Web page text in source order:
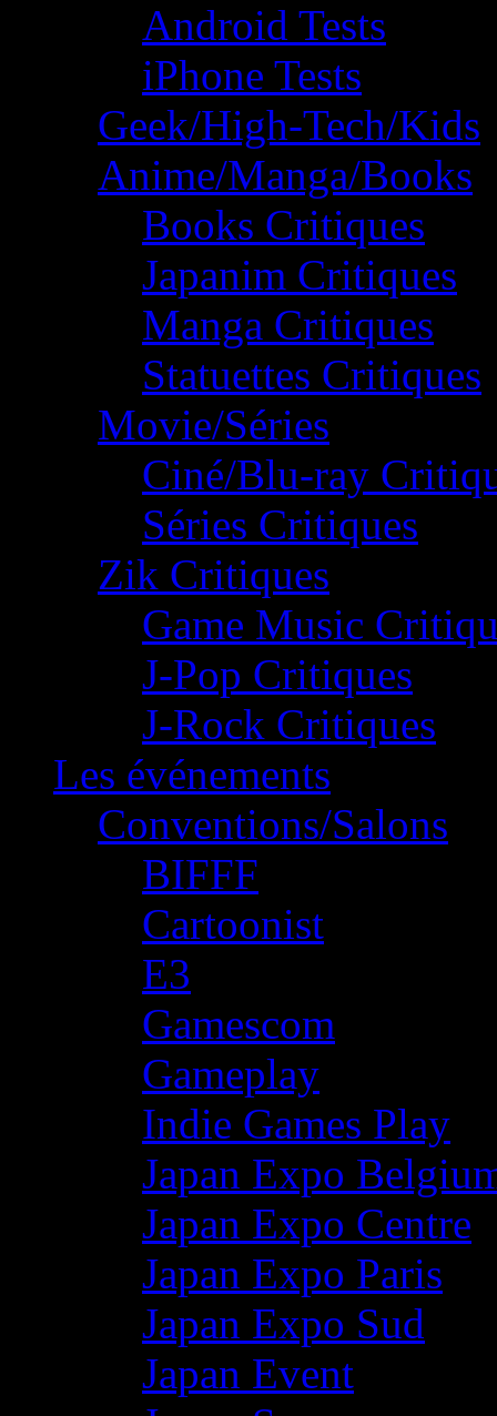
Android Tests
iPhone Tests
Geek/High-Tech/Kids
Anime/Manga/Books
Books Critiques
Japanim Critiques
Manga Critiques
Statuettes Critiques
Movie/Séries
Ciné/Blu-ray
Séries Critiques
Zik Critiques
Game Music
J-Pop Critiques
J-Rock Critiques
Les événements
Conventions/Salons
BIFFF
Cartoonist
E3
Gamescom
Gameplay
Indie Games Play
Japan Expo
Japan Expo Centre
Japan Expo Paris
Japan Expo Sud
Japan Event